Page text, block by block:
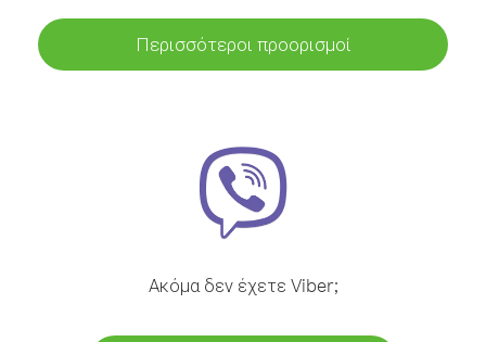
Περισσότεροι προορισμοί
Ακόμα δεν έχετε Viber;